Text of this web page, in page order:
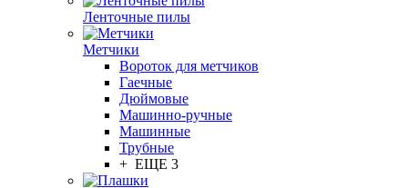
Ленточные пилы
Метчики
Вороток для метчиков
Гаечные
Дюймовые
Машинно-ручные
Машинные
Трубные
+ ЕЩЕ 3